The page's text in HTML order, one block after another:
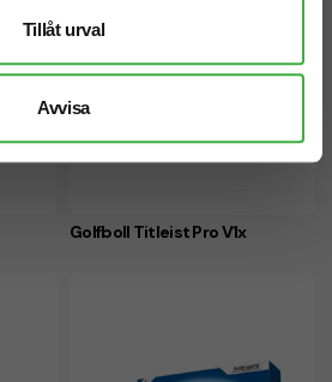
Tillåt urval
Avvisa
Golfboll Titleist Pro V1x